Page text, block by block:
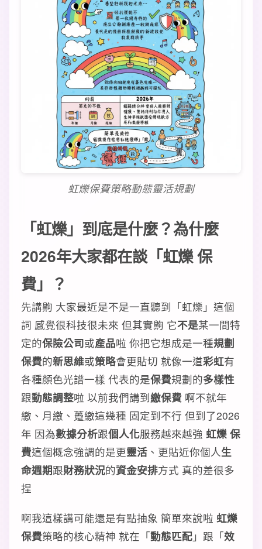
虹爍保費策略動態靈活規劃
「虹爍」到底是什麼？為什麼
2026年大家都在談「虹爍 保
費」？
先講齁 大家最近是不是一直聽到「虹爍」這個
詞 感覺很科技很未來 但其實齁 它不是某一間特
定的保險公司或產品啦 你把它想成是一種規劃
保費的新思維或策略會更貼切 就像一道彩虹有
各種顏色光譜一樣 代表的是保費規劃的多樣性
跟動態調整啦 以前我們講到繳保費 啊不就年
繳、月繳、躉繳這幾種 固定到不行 但到了2026
年 因為數據分析跟個人化服務越來越強 虹爍 保
費這個概念強調的是更靈活 、更貼近你個人生
命週期跟財務狀況的資金安排方式 真的差很多
捏
啊我這樣講可能還是有點抽象 簡單來說啦 虹爍
保費策略的核心精神 就在「動態匹配」跟「效